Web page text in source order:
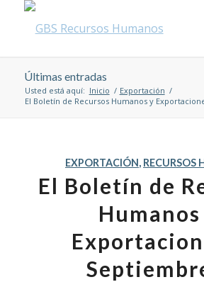
Últimas entradas
Usted está aquí: Inicio / Exportación /
El Boletín de Recursos Humanos y
EXPORTACIÓN, RECURSOS
El Boletín de